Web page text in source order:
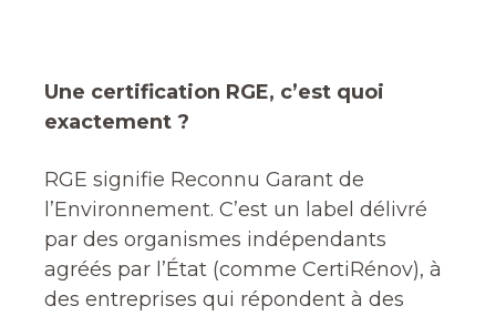
Une certification RGE, c’est quoi
exactement ?
RGE signifie Reconnu Garant de
l’Environnement. C’est un label délivré
par des organismes indépendants
agréés par l’État (comme CertiRénov), à
des entreprises qui répondent à des